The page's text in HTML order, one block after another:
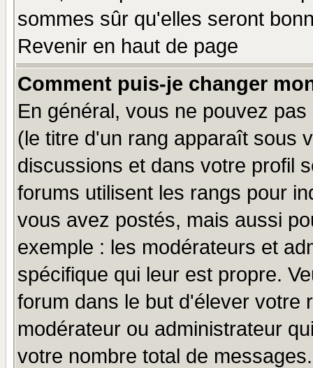
sommes sûr qu'elles seront
Revenir en haut de page
Comment puis-je changer
En général, vous ne pouvez
(le titre d'un rang apparaît sous
discussions et dans votre profil
forums utilisent les rangs pour
vous avez postés, mais aussi
exemple : les modérateurs et
spécifique qui leur est propre.
forum dans le but d'élever votre
modérateur ou administrateur
votre nombre total de messages.